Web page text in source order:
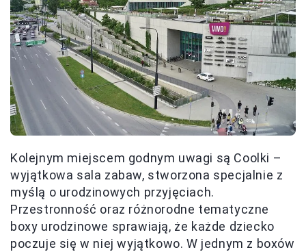
Kolejnym miejscem godnym uwagi są Coolki –
wyjątkowa sala zabaw, stworzona specjalnie z
myślą o urodzinowych przyjęciach.
Przestronność oraz różnorodne tematyczne
boxy urodzinowe sprawiają, że każde dziecko
poczuje się w niej wyjątkowo. W jednym z boxów